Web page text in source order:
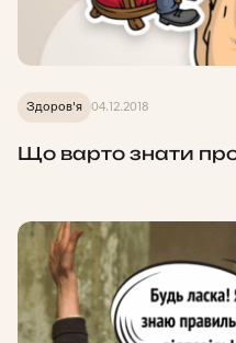
Здоров'я 04.12.2018
Що варто знати